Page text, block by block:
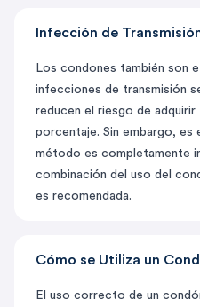
Infección de
Los condones también son
infecciones de transmisión
reducen el riesgo de
porcentaje. Sin embargo, es
método es completamente
combinación del uso del
es recomendada.
Cómo se Utiliza un
El uso correcto de un